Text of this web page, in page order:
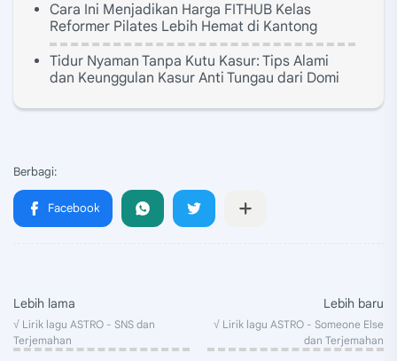
Cara Ini Menjadikan Harga FITHUB Kelas
Reformer Pilates Lebih Hemat di Kantong
Tidur Nyaman Tanpa Kutu Kasur: Tips Alami
dan Keunggulan Kasur Anti Tungau dari Domi